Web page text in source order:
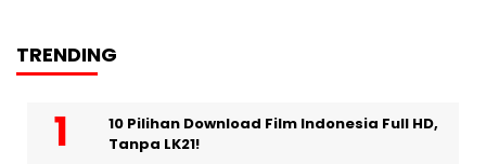
TRENDING
10 Pilihan Download Film Indonesia Full HD,
Tanpa LK21!